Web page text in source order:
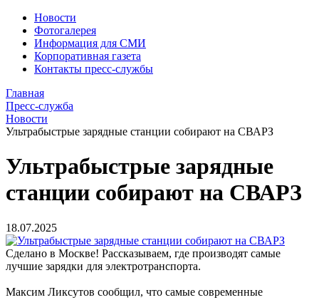
Новости
Фотогалерея
Информация для СМИ
Корпоративная газета
Контакты пресс-службы
Главная
Пресс-служба
Новости
Ультрабыстрые зарядные станции собирают на СВАРЗ
Ультрабыстрые зарядные
станции собирают на СВАРЗ
18.07.2025
Сделано в Москве! Рассказываем, где производят самые
лучшие зарядки для электротранспорта.
Максим Ликсутов сообщил, что самые современные